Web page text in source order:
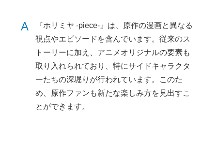
A
『ホリミヤ -piece-』は、原作の漫画と異なる
視点やエピソードを含んでいます。従来のス
トーリーに加え、アニメオリジナルの要素も
取り入れられており、特にサイドキャラクタ
ーたちの深堀りが行われています。このた
め、原作ファンも新たな楽しみ方を見出すこ
とができます。